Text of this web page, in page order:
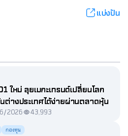
แบ่งปัน
ใหม่ ลุยเมกะเทรนด์เปลี่ยนโลก
ต่างประเทศได้ง่ายผ่านตลาดหุ้น
2026 43,993
กองทุน